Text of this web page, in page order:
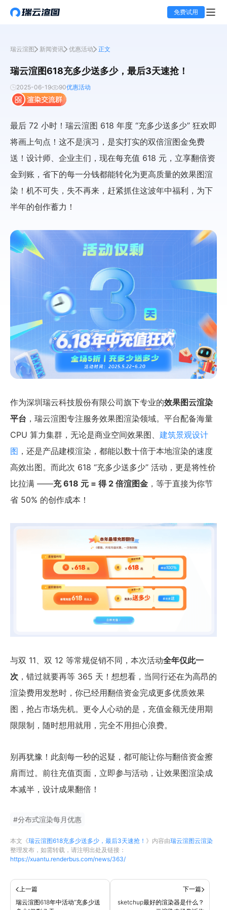
免费试用
瑞云渲图 新闻资讯 优惠活动 正文
瑞云渲图618充多少送多少，最后3天速抢！
2025-06-19 90优惠活动
最后 72 小时！瑞云渲图 618 年度 “充多少送多少” 狂欢即
将画上句点！这不是演习，是实打实的双倍渲图金免费
送！设计师、企业主们，现在每充值 618 元，立享翻倍资
金到账，省下的每一分钱都能转化为更高质量的效果图渲
染！机不可失，失不再来，赶紧抓住这波年中福利，为下
半年的创作蓄力！
作为深圳瑞云科技股份有限公司旗下专业的效果图云渲染
平台 ，瑞云渲图专注服务效果图渲染领域。平台配备海量
CPU 算力集群，无论是商业空间效果图、 建筑景观设计
图 ，还是产品建模渲染，都能以数十倍于本地渲染的速度
高效出图。而此次 618 “充多少送多少” 活动，更是将性价
比拉满 ——充 618 元 = 得 2 倍渲图金 ，等于直接为你节
省 50% 的创作成本！
与双 11、双 12 等常规促销不同，本次活动全年仅此一
次 ，错过就要再等 365 天！想想看，当同行还在为高昂的
渲染费用发愁时，你已经用翻倍资金完成更多优质效果
图，抢占市场先机。更令人心动的是，充值金额无使用期
限限制，随时想用就用，完全不用担心浪费。
别再犹豫！此刻每一秒的迟疑，都可能让你与翻倍资金擦
肩而过。前往充值页面，立即参与活动，让效果图渲染成
本减半，设计成果翻倍！
#分布式渲染每月优惠
本文《瑞云渲图618充多少送多少，最后3天速抢！ 》内容由瑞云渲图云渲染
整理发布，如需转载，请注明出处及链接：
https://xuantu.renderbus.com/news/363/
上一篇
瑞云渲图618年中活动“充多少送
下一篇
sketchup最好的渲染器是什么？